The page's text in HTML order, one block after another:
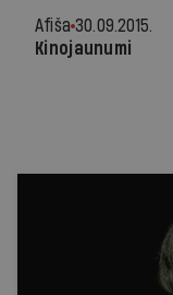
Afiša 30.09.2015.
Kinojaunumi